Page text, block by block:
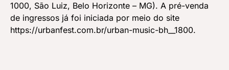
1000, São Luiz, Belo Horizonte – MG). A pré-venda
de ingressos já foi iniciada por meio do site
https://urbanfest.com.br/urban-music-bh__1800.